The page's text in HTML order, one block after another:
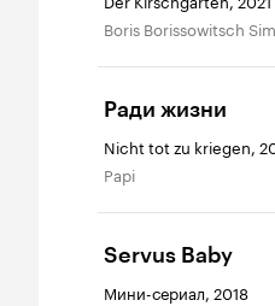
Boris Borissowitsch
Ради жизни
Nicht tot zu kriegen,
Papi
Servus Baby
Мини-сериал, 2018